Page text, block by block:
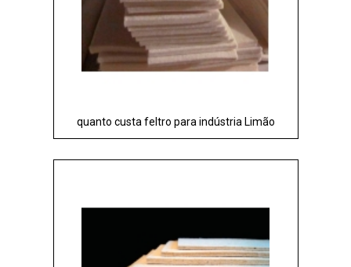
quanto custa feltro para indústria Limão